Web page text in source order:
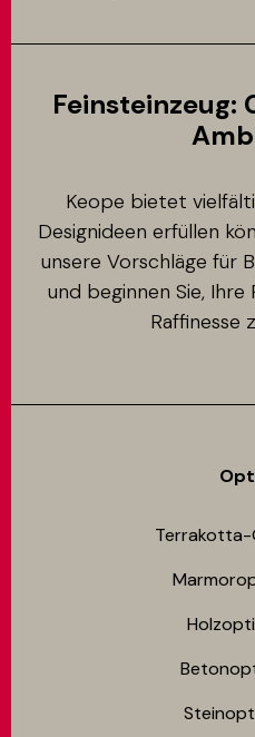
Feinsteinzeug:
Keope bietet
Designideen erfüllen
unsere Vorschläge für
und beginnen Sie, Ihre
Raffinesse
Terrakotta-